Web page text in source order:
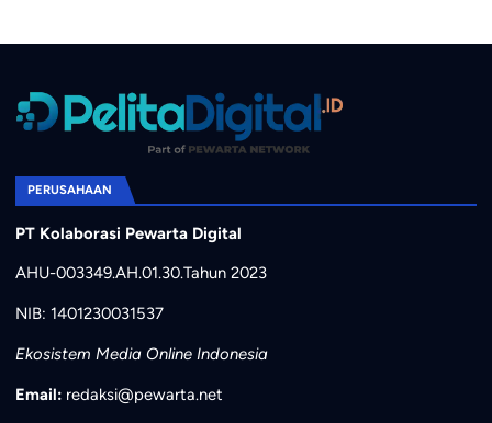
PERUSAHAAN
PT Kolaborasi Pewarta Digital
AHU-003349.AH.01.30.Tahun 2023
NIB: 1401230031537
Ekosistem Media Online Indonesia
Email: redaksi@pewarta.net